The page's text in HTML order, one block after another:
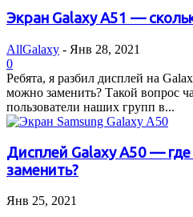
Экран Galaxy A51 —
AllGalaxy - Янв 28, 2021
0
Ребята, я разбил дисплей на
можно заменить? Такой вопрос
пользователи наших групп в...
Дисплей Galaxy A50 — где
заменить?
Янв 25, 2021